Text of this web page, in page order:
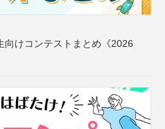
向けコンテストまとめ《2026